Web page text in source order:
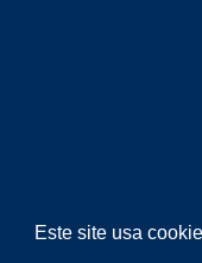
Este site usa
COPYRIGHT ©